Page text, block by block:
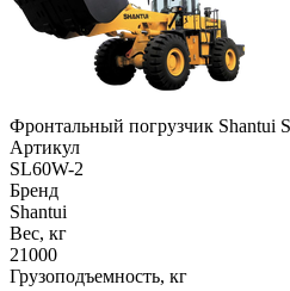
Фронтальный погрузчик Shantui
Артикул
SL60W-2
Бренд
Shantui
Вес, кг
21000
Грузоподъемность, кг